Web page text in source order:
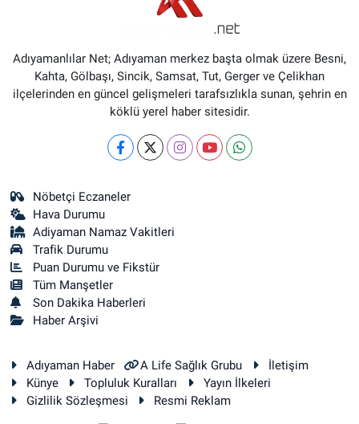
Adıyamanlılar Net; Adıyaman merkez başta olmak üzere Besni,
Kahta, Gölbaşı, Sincik, Samsat, Tut, Gerger ve Çelikhan
ilçelerinden en güncel gelişmeleri tarafsızlıkla sunan, şehrin en
köklü yerel haber sitesidir.
Nöbetçi Eczaneler
Hava Durumu
Adiyaman Namaz Vakitleri
Trafik Durumu
Puan Durumu ve Fikstür
Tüm Manşetler
Son Dakika Haberleri
Haber Arşivi
Adıyaman Haber A Life Sağlık Grubu
İletişim
Künye
Topluluk Kuralları
Yayın İlkeleri
Gizlilik Sözleşmesi
Resmi Reklam